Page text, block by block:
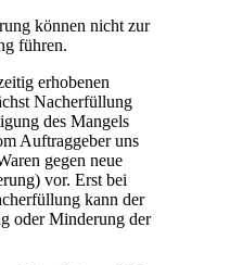
können nicht zur
führen.
erhobenen
Nacherfüllung
des Mangels
Auftraggeber uns
gegen neue
vor. Erst bei
kann der
oder Minderung der